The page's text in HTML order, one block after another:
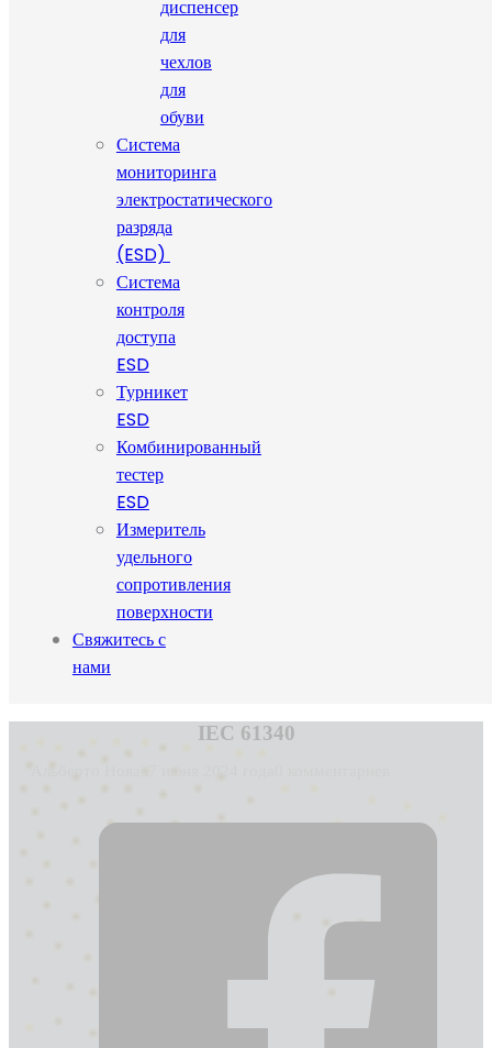
диспенсер
для
чехлов
для
обуви
Система
мониторинга
электростатического
разряда
(ESD)
Система
контроля
доступа
ESD
Турникет
ESD
Комбинированный
тестер
ESD
Измеритель
удельного
сопротивления
поверхности
Свяжитесь с
нами
IEC 61340